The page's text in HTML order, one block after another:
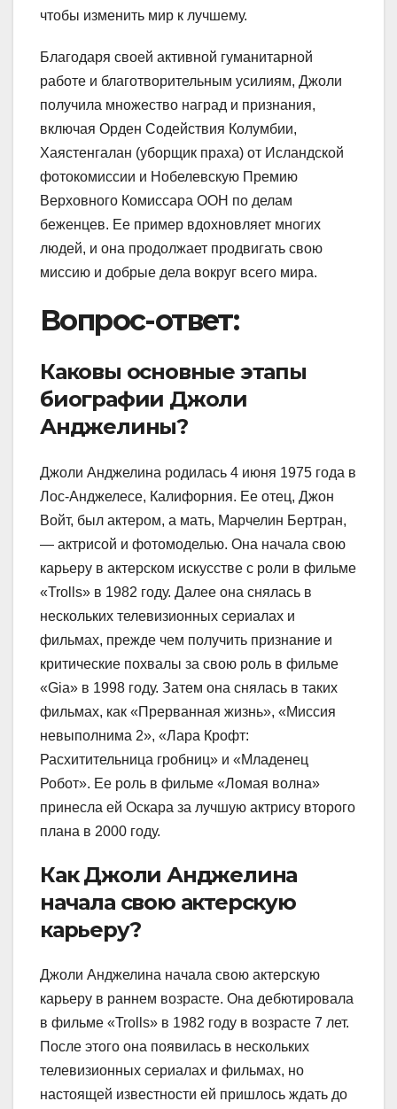
чтобы изменить мир к лучшему.
Благодаря своей активной гуманитарной
работе и благотворительным усилиям, Джоли
получила множество наград и признания,
включая Орден Содействия Колумбии,
Хаястенгалан (уборщик праха) от Исландской
фотокомиссии и Нобелевскую Премию
Верховного Комиссара ООН по делам
беженцев. Ее пример вдохновляет многих
людей, и она продолжает продвигать свою
миссию и добрые дела вокруг всего мира.
Вопрос-ответ:
Каковы основные этапы
биографии Джоли
Анджелины?
Джоли Анджелина родилась 4 июня 1975 года в
Лос-Анджелесе, Калифорния. Ее отец, Джон
Войт, был актером, а мать, Марчелин Бертран,
— актрисой и фотомоделью. Она начала свою
карьеру в актерском искусстве с роли в фильме
«Trolls» в 1982 году. Далее она снялась в
нескольких телевизионных сериалах и
фильмах, прежде чем получить признание и
критические похвалы за свою роль в фильме
«Gia» в 1998 году. Затем она снялась в таких
фильмах, как «Прерванная жизнь», «Миссия
невыполнима 2», «Лара Крофт:
Расхитительница гробниц» и «Младенец
Робот». Ее роль в фильме «Ломая волна»
принесла ей Оскара за лучшую актрису второго
плана в 2000 году.
Как Джоли Анджелина
начала свою актерскую
карьеру?
Джоли Анджелина начала свою актерскую
карьеру в раннем возрасте. Она дебютировала
в фильме «Trolls» в 1982 году в возрасте 7 лет.
После этого она появилась в нескольких
телевизионных сериалах и фильмах, но
настоящей известности ей пришлось ждать до